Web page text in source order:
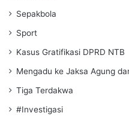
Sepakbola
Sport
Kasus Gratifikasi DPRD NTB
Mengadu ke Jaksa Agung
Tiga Terdakwa
#Investigasi